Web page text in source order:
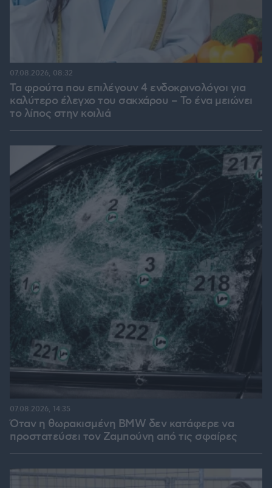
Τα φρούτα που επιλέγουν 4 ενδοκρινολόγοι για
καλύτερο έλεγχο του σακχάρου – Το ένα μειώνει
το λίπος στην κοιλιά
07.08.2026, 08:32
Όταν η θωρακισμένη BMW δεν κατάφερε να
προστατεύσει τον Ζαμπούνη από τις σφαίρες
07.08.2026, 14:35